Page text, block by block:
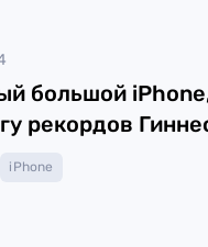
большой
рекордов
iPhone